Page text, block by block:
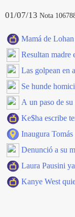
01/07/13 Nota
Mamá de
Resultan madre
Las golpean en
Se hunde
A un paso de su
Ke$ha escribe
Inaugura
Denunció a su
Laura Pausini
Kanye West